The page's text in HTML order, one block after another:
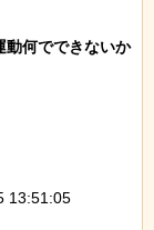
動何でできないか
13:51:05